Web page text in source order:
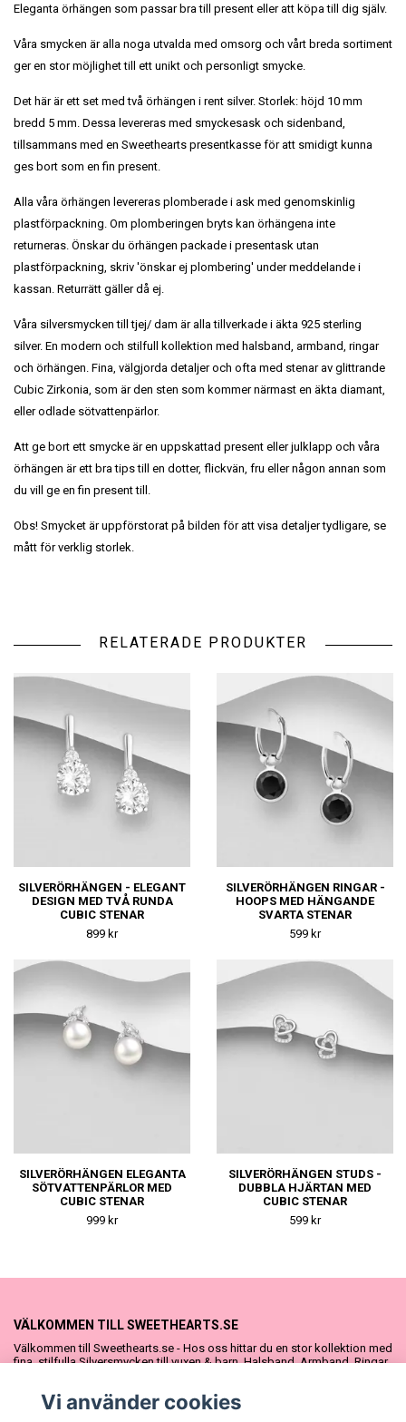
Eleganta örhängen som passar bra till present eller att köpa till dig själv.
Våra smycken är alla noga utvalda med omsorg och vårt breda sortiment
ger en stor möjlighet till ett unikt och personligt smycke.
Det här är ett set med två örhängen i rent silver. Storlek: höjd 10 mm
bredd 5 mm. Dessa levereras med smyckesask och sidenband,
tillsammans med en Sweethearts presentkasse för att smidigt kunna
ges bort som en fin present.
Alla våra örhängen levereras plomberade i ask med genomskinlig
plastförpackning. Om plomberingen bryts kan örhängena inte
returneras. Önskar du örhängen packade i presentask utan
plastförpackning, skriv 'önskar ej plombering' under meddelande i
kassan. Returrätt gäller då ej.
Våra silversmycken till tjej/ dam är alla tillverkade i äkta 925 sterling
silver. En modern och stilfull kollektion med halsband, armband, ringar
och örhängen. Fina, välgjorda detaljer och ofta med stenar av glittrande
Cubic Zirkonia, som är den sten som kommer närmast en äkta diamant,
eller odlade sötvattenpärlor.
Att ge bort ett smycke är en uppskattad present eller julklapp och våra
örhängen är ett bra tips till en dotter, flickvän, fru eller någon annan som
du vill ge en fin present till.
Obs! Smycket är uppförstorat på bilden för att visa detaljer tydligare, se
mått för verklig storlek.
RELATERADE PRODUKTER
SILVERÖRHÄNGEN - ELEGANT
DESIGN MED TVÅ RUNDA
CUBIC STENAR
899 kr
SILVERÖRHÄNGEN RINGAR -
HOOPS MED HÄNGANDE
SVARTA STENAR
599 kr
SILVERÖRHÄNGEN ELEGANTA
SÖTVATTENPÄRLOR MED
CUBIC STENAR
999 kr
SILVERÖRHÄNGEN STUDS -
DUBBLA HJÄRTAN MED
CUBIC STENAR
599 kr
VÄLKOMMEN TILL SWEETHEARTS.SE
Välkommen till Sweethearts.se - Hos oss hittar du en stor kollektion med
fina, stilfulla Silversmycken till vuxen & barn. Halsband, Armband, Ringar
vår söta Sweethearts kolllektion med barnsmycken, tyllkjolar &
Vi använder cookies